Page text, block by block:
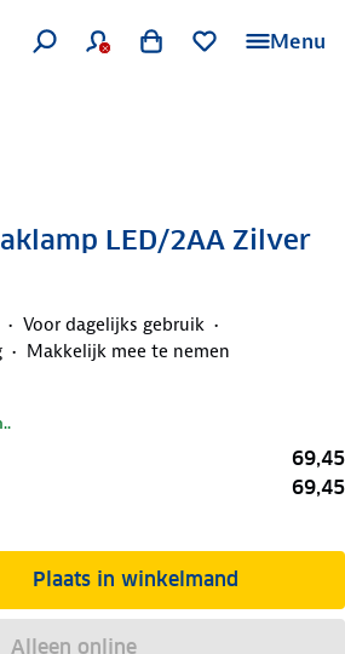
Menu
LED/2AA Zilver
Voor dagelijks gebruik
Makkelijk mee te nemen
69,45
69,45
Plaats in winkelmand
Alleen online